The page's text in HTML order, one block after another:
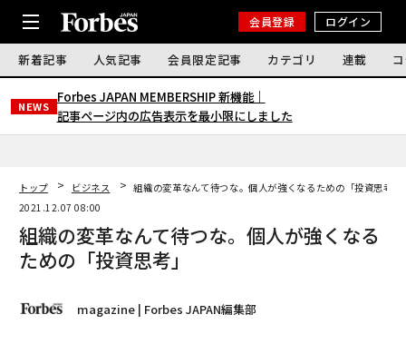
会員登録 ログイン
新着記事 人気記事 会員限定記事 カテゴリ 連載
NEWS
Forbes JAPAN MEMBERSHIP 新機能｜
記事ページ内の広告表示を最小限にしました
トップ ビジネス
組織の変革なんて待つな。個人が強くなるための「投資思考」
2021.12.07 08:00
組織の変革なんて待つな。個人が強くなる
ための「投資思考」
magazine | Forbes JAPAN編集部